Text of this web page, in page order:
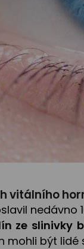
vitálního
nedávno
ze slinivky
mohli být lidé